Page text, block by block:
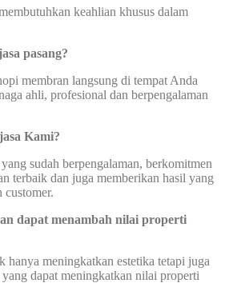
keahlian khusus dalam
pasang?
membran langsung di tempat Anda
ahli, profesional dan berpengalaman
Kami?
sudah berpengalaman, berkomitmen
terbaik dan juga memberikan hasil yang
customer.
dapat menambah nilai properti
hanya meningkatkan estetika tetapi juga
dapat meningkatkan nilai properti